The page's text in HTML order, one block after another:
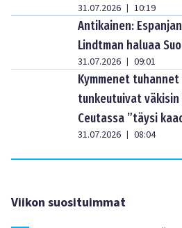
31.07.2026 | 10:19
Antikainen:
Lindtman haluaa
31.07.2026 | 09:01
Kymmenet
tunkeutuivat väkisin
Ceutassa ”täysi
31.07.2026 | 08:04
Viikon suosituimmat